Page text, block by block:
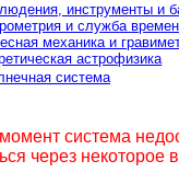
инструменты и
и служба
механика и
астрофизика
система
система
через некоторое